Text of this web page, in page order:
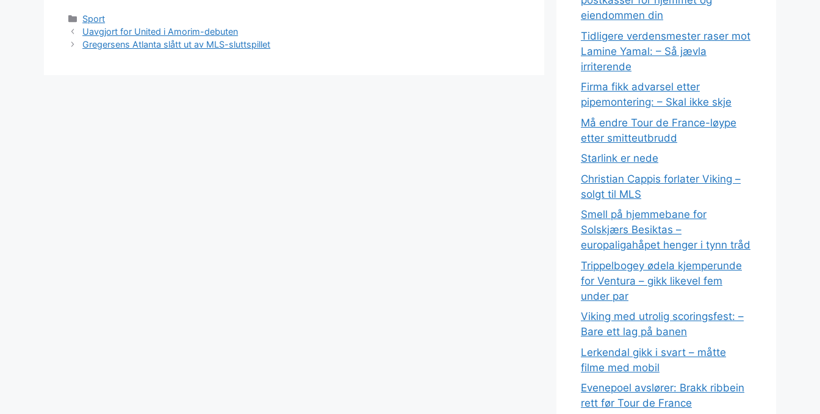
Kategorier
Sport
Uavgjort for United i Amorim-debuten
Gregersens Atlanta slått ut av MLS-sluttspillet
eiendommen din
Tidligere verdensmester raser mot
Lamine Yamal: – Så jævla
irriterende
Firma fikk advarsel etter
pipemontering: – Skal ikke skje
Må endre Tour de France-løype
etter smitteutbrudd
Starlink er nede
Christian Cappis forlater Viking –
solgt til MLS
Smell på hjemmebane for
Solskjærs Besiktas –
europaligahåpet henger i tynn tråd
Trippelbogey ødela kjemperunde
for Ventura – gikk likevel fem
under par
Viking med utrolig scoringsfest: –
Bare ett lag på banen
Lerkendal gikk i svart – måtte
filme med mobil
Evenepoel avslører: Brakk ribbein
rett før Tour de France